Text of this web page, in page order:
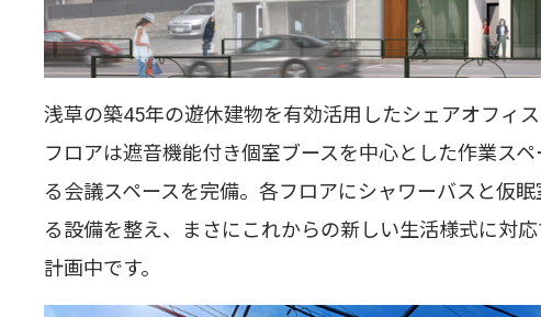
浅草の築45年の遊休建物を有効活用したシェアオフィ
フロアは遮音機能付き個室ブースを中心とした作業ス
る会議スペースを完備。各フロアにシャワーバスと仮
る設備を整え、まさにこれからの新しい生活様式に対
計画中です。